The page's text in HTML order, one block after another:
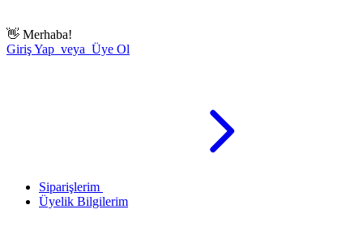
👋 Merhaba!
Giriş Yap veya Üye Ol
Siparişlerim
Üyelik Bilgilerim